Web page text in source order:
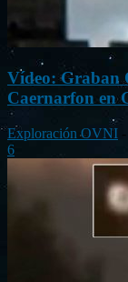
Vídeo: Graban
Caernarfon en
Exploración OVNI -
6